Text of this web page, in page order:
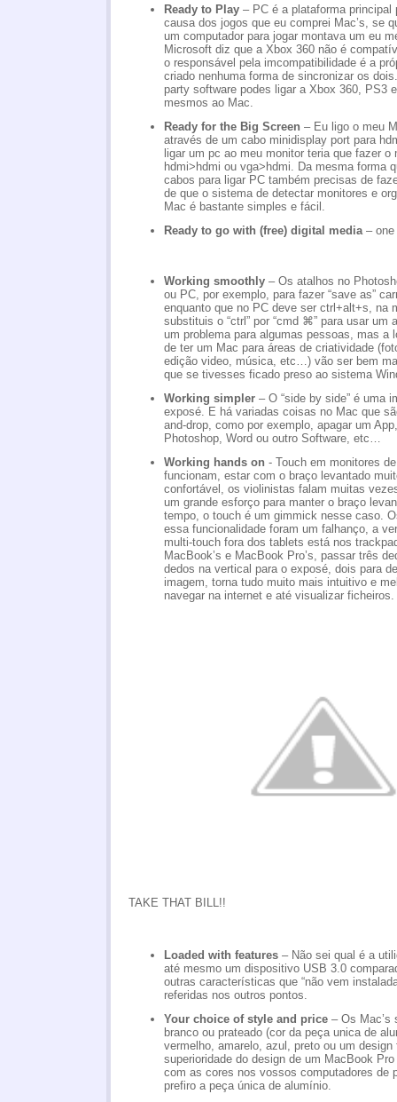
Ready to Play – PC é a plataforma principal
causa dos jogos que eu comprei Mac’s, se
um computador para jogar montava um eu
Microsoft diz que a Xbox 360 não é
o responsável pela imcompatibilidade é a
criado nenhuma forma de sincronizar os
party software podes ligar a Xbox 360, PS3
mesmos ao Mac.
Ready for the Big Screen – Eu ligo o meu
através de um cabo minidisplay port para
ligar um pc ao meu monitor teria que fazer o
hdmi>hdmi ou vga>hdmi. Da mesma forma
cabos para ligar PC também precisas de
de que o sistema de detectar monitores e
Mac é bastante simples e fácil.
Ready to go with (free) digital media– one
Working smoothly – Os atalhos no
ou PC, por exemplo, para fazer “save as”
enquanto que no PC deve ser ctrl+alt+s, na
substituis o “ctrl” por “cmd ⌘” para usar um
um problema para algumas pessoas, mas a
de ter um Mac para áreas de criatividade
edição video, música, etc…) vão ser bem
que se tivesses ficado preso ao sistema
Working simpler – O “side by side” é uma
exposé. E há variadas coisas no Mac que
and-drop, como por exemplo, apagar um
Photoshop, Word ou outro Software, etc…
Working hands on - Touch em monitores
funcionam, estar com o braço levantado
confortável, os violinistas falam muitas
um grande esforço para manter o braço
tempo, o touch é um gimmick nesse caso.
essa funcionalidade foram um falhanço, a
multi-touch fora dos tablets está nos
MacBook’s e MacBook Pro’s, passar três
dedos na vertical para o exposé, dois para
imagem, torna tudo muito mais intuitivo e
navegar na internet e até visualizar ficheiros.
TAKE THAT BILL!!
Loaded with features – Não sei qual é a
até mesmo um dispositivo USB 3.0
outras características que “não vem
referidas nos outros pontos.
Your choice of style and price – Os Mac’s
branco ou prateado (cor da peça unica de
vermelho, amarelo, azul, preto ou um design
superioridade do design de um MacBook
com as cores nos vossos computadores de
prefiro a peça única de alumínio.